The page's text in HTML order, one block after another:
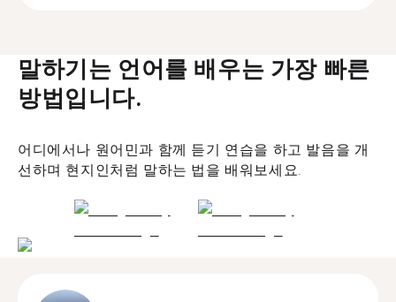
말하기는 언어를 배우는 가장 빠른
방법입니다.
어디에서나 원어민과 함께 듣기 연습을 하고 발음을 개
선하며 현지인처럼 말하는 법을 배워보세요.